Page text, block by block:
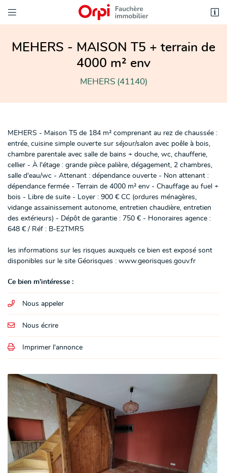
 
21 Quai Jean Jacques Delorme
02 54 75 90 00
 Adresse email de réception
 Recopier le code ci-contre
Rafraîchir le captcha
l'adresse email indiqué ci-dessus. Vous pouvez vous désinscrire à tout moment en
MEHERS - MAISON T5 + terrain de
4000 m² env
MEHERS (41140)
MEHERS - Maison T5 de 184 m² comprenant au rez de chaussée :
entrée, cuisine simple ouverte sur séjour/salon avec poêle à bois,
chambre parentale avec salle de bains + douche, wc, chaufferie,
cellier - À l'étage : grande pièce palière, dégagement, 2 chambres,
salle d'eau/wc - Attenant : dépendance ouverte - Non attenant :
dépendance fermée - Terrain de 4000 m² env - Chauffage au fuel +
bois - Libre de suite - Loyer : 900 € CC (ordures ménagères,
vidange assainissement autonome, entretien chaudière, entretien
des extérieurs) - Dépôt de garantie : 750 € - Honoraires agence :
648 € / Réf : B-E2TMR5
les informations sur les risques auxquels ce bien est exposé sont
disponibles sur le site Géorisques : www.georisques.gouv.fr
Ce bien m'intéresse :
Nous appeler
Nous écrire
Imprimer l'annonce